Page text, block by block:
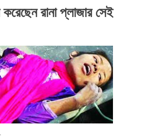
করেছেন রানা প্লাজার সেই